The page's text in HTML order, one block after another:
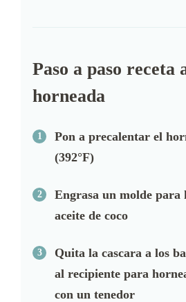
Paso a paso receta
horneada
Pon a precalentar el
(392°F)
Engrasa un molde para
aceite de coco
Quita la cascara a los
al recipiente para
con un tenedor